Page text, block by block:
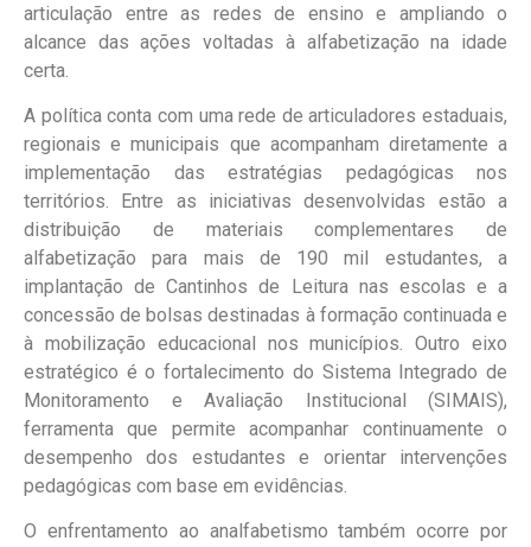
articulação entre as redes de ensino e ampliando o
alcance das ações voltadas à alfabetização na idade
certa.
A política conta com uma rede de articuladores estaduais,
regionais e municipais que acompanham diretamente a
implementação das estratégias pedagógicas nos
territórios. Entre as iniciativas desenvolvidas estão a
distribuição de materiais complementares de
alfabetização para mais de 190 mil estudantes, a
implantação de Cantinhos de Leitura nas escolas e a
concessão de bolsas destinadas à formação continuada e
à mobilização educacional nos municípios. Outro eixo
estratégico é o fortalecimento do Sistema Integrado de
Monitoramento e Avaliação Institucional (SIMAIS),
ferramenta que permite acompanhar continuamente o
desempenho dos estudantes e orientar intervenções
pedagógicas com base em evidências.
O enfrentamento ao analfabetismo também ocorre por